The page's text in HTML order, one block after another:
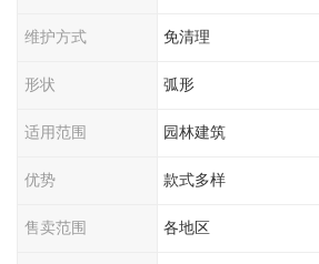
维护方式 免清理
形状 弧形
适用范围 园林建筑
优势 款式多样
售卖范围 各地区